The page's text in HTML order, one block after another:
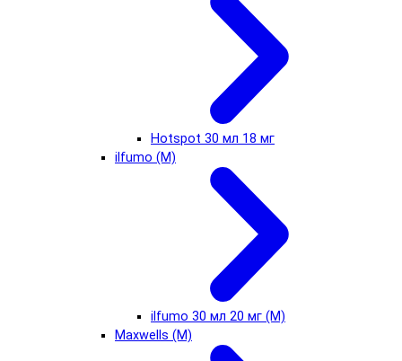
Hotspot 30 мл 18 мг
ilfumo (М)
ilfumo 30 мл 20 мг (М)
Maxwells (М)